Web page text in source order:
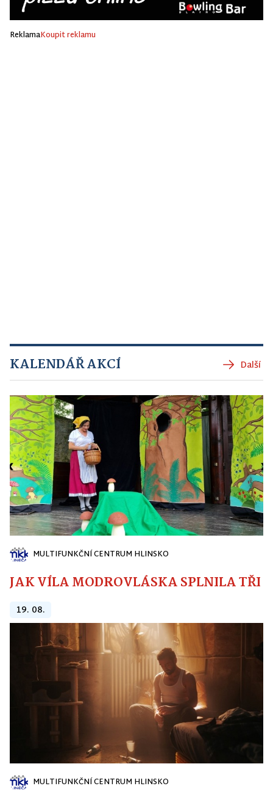
ReklamaKoupit reklamu
KALENDÁŘ AKCÍ Další
MULTIFUNKČNÍ CENTRUM HLINSKO
JAK VÍLA MODROVLÁSKA SPLNILA
19. 08.
MULTIFUNKČNÍ CENTRUM HLINSKO